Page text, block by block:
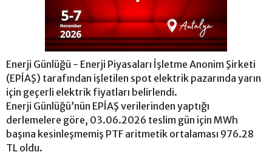
Enerji Günlüğü - Enerji Piyasaları İşletme Anonim Şirketi
(EPİAŞ) tarafından işletilen spot elektrik pazarında yarın
için geçerli elektrik fiyatları belirlendi.
Enerji Günlüğü’nün EPİAŞ verilerinden yaptığı
derlemelere göre, 03.06.2026 teslim gün için MWh
başına kesinleşmemiş PTF aritmetik ortalaması 976.28
TL oldu.